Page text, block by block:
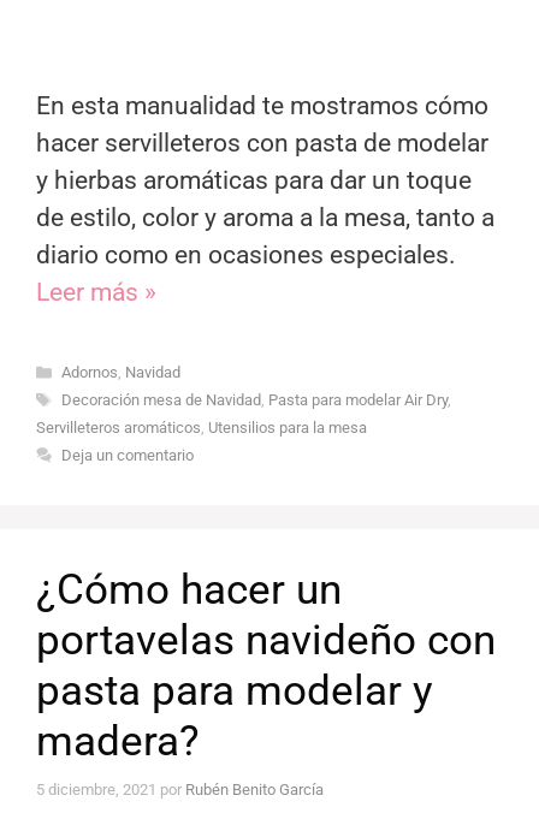
En esta manualidad te mostramos cómo
hacer servilleteros con pasta de modelar
y hierbas aromáticas para dar un toque
de estilo, color y aroma a la mesa, tanto a
diario como en ocasiones especiales.
Leer más »
Categorías
Adornos, Navidad
Etiquetas
Decoración mesa de Navidad, Pasta para modelar Air Dry,
Servilleteros aromáticos, Utensilios para la mesa
Deja un comentario
¿Cómo hacer un
portavelas navideño con
pasta para modelar y
madera?
5 diciembre, 2021 por Rubén Benito García